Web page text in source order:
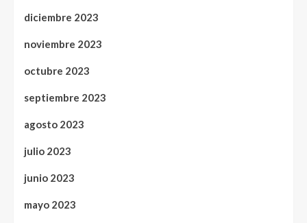
diciembre 2023
noviembre 2023
octubre 2023
septiembre 2023
agosto 2023
julio 2023
junio 2023
mayo 2023